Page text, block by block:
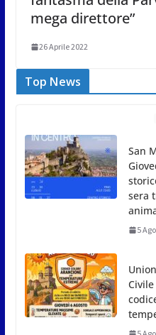
mega direttore”
26 Aprile 2022
Top News
5
5